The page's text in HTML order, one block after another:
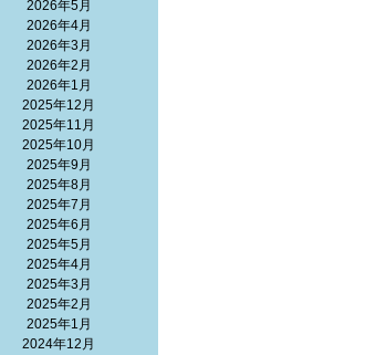
2026年5月
2026年4月
2026年3月
2026年2月
2026年1月
2025年12月
2025年11月
2025年10月
2025年9月
2025年8月
2025年7月
2025年6月
2025年5月
2025年4月
2025年3月
2025年2月
2025年1月
2024年12月